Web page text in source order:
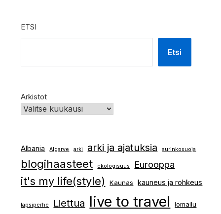
ETSI
Etsi
Arkistot
Albania Algarve arki arki ja ajatuksia aurinkosuoja
blogihaasteet ekologisuus Eurooppa
it's my life(style) Kaunas kauneus ja rohkeus
lapsiperhe Liettua live to travel lomailu